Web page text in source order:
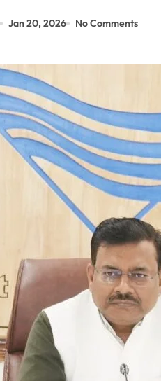
Jan 20, 2026 No Comments